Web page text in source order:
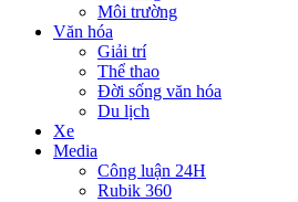
Môi trường
Văn hóa
Giải trí
Thể thao
Đời sống văn hóa
Du lịch
Xe
Media
Công luận 24H
Rubik 360